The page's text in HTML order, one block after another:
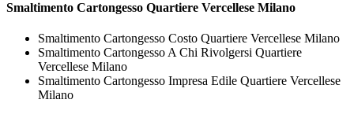
Smaltimento Cartongesso Quartiere Vercellese Milano
Smaltimento Cartongesso Costo Quartiere Vercellese Milano
Smaltimento Cartongesso A Chi Rivolgersi Quartiere
Vercellese Milano
Smaltimento Cartongesso Impresa Edile Quartiere Vercellese
Milano